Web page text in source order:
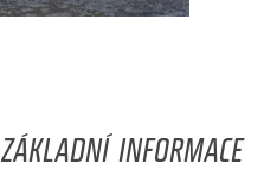
ZÁKLADNÍ INFORMACE